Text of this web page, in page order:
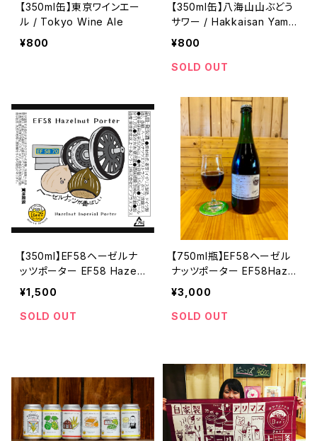
【350ml缶】東京ワインエー
ル / Tokyo Wine Ale
¥800
【350ml缶】八海山山ぶどう
サワー / Hakkaisan Yama
budo Sour
¥800
SOLD OUT
【350ml】EF58ヘーゼルナ
ッツポーター EF58 Hazel
nut Porter
¥1,500
SOLD OUT
【750ml瓶】EF58ヘーゼル
ナッツポーター EF58Haze
lnut Porter
¥3,000
SOLD OUT